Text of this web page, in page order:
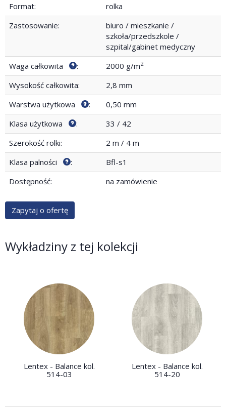
Format:
rolka
Zastosowanie:
biuro / mieszkanie /
szkoła/przedszkole /
szpital/gabinet medyczny
Waga całkowita
: 2000 g/m2
Wysokość całkowita:
2,8 mm
Warstwa użytkowa
:
0,50 mm
Klasa użytkowa
:
33 / 42
Szerokość rolki:
2 m / 4 m
Klasa palności
:
Bfl-s1
Dostępność:
na zamówienie
Zapytaj o ofertę
Wykładziny z tej kolekcji
Lentex - Balance kol.
514-03
Lentex - Balance kol.
514-20